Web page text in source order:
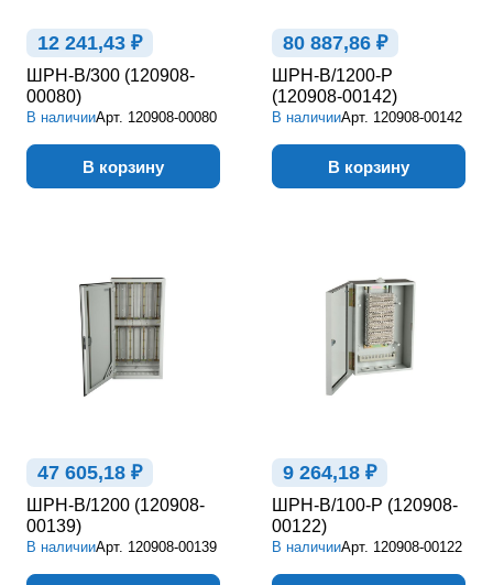
12 241,43 ₽
ШРН-В/300 (120908-
00080)
В наличииАрт. 120908-00080
В корзину
80 887,86 ₽
ШРН-В/1200-Р
(120908-00142)
В наличииАрт. 120908-00142
В корзину
47 605,18 ₽
ШРН-В/1200 (120908-
00139)
В наличииАрт. 120908-00139
9 264,18 ₽
ШРН-В/100-Р (120908-
00122)
В наличииАрт. 120908-00122